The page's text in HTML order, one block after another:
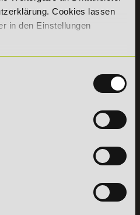
Cookies lassen
in den Einstellungen
Studieninstitut
22 986 – 0